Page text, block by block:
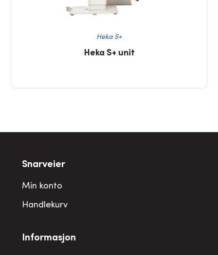
Heka S+
Heka S+ unit
Snarveier
Min konto
Handlekurv
Informasjon